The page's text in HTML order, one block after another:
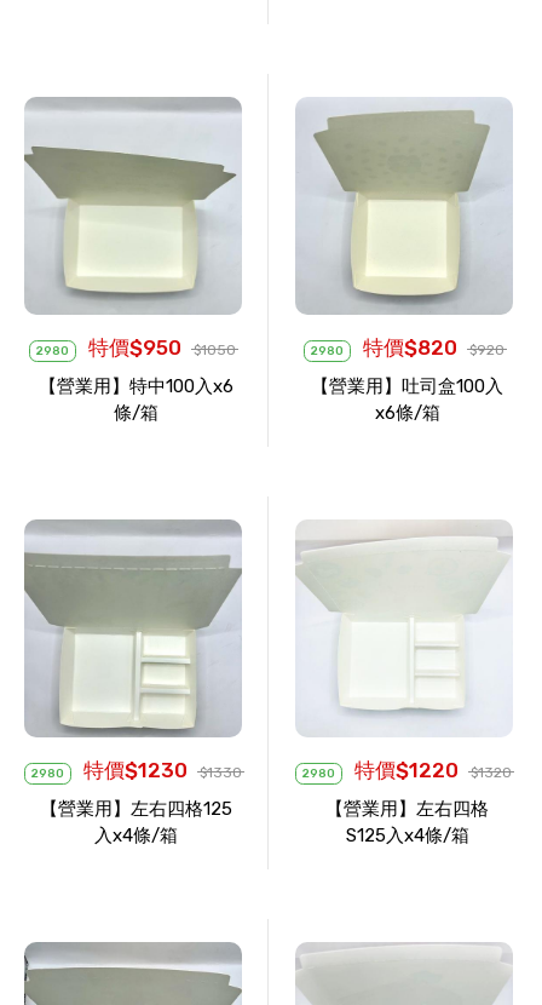
2980 特價$950 $1050
【營業用】特中100入x6
條/箱
2980 特價$820 $920
【營業用】吐司盒100入
x6條/箱
2980 特價$1230 $1330
【營業用】左右四格125
入x4條/箱
2980 特價$1220 $1320
【營業用】左右四格
S125入x4條/箱